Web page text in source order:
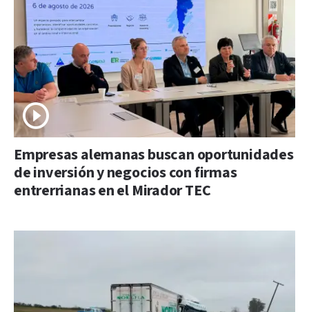
Empresas alemanas buscan oportunidades
de inversión y negocios con firmas
entrerrianas en el Mirador TEC